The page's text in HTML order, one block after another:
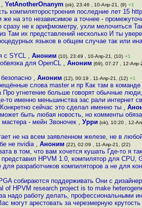
, YetAnotherOnanym (ok), 23:46 , 10-Апр-21, (9) +1
компиляторостроения последние лет 15
же на это независимое а точнее -
сразу не к арифмометру, ухли мелочиться
Там их представлений несколько И ты
языков в общем случае так или
с SYCL , Аноним (10), 23:49 , 10-Апр-21, (10) +1
для OpenCL , Аноним (69), 07:27 , 12-Апр-
, Аноним (12), 00:19 , 11-Апр-21, (12) +1
слова master и пр Как там в
Про угнетение больше говорят обычные
то именно меньшинства зас рали интернет
Конкретно сейчас это сделал именно ты ,
быть любая новость, но комменты
- мейн Звоночек , Урри (ok), 10:20 , 12-
не на всем заявленном железе, не в
не nvidia , Аноним (22), 02:09 , 11-Апр-21, (22)
в том, что вам хочется кушать Где-то я
представил HPVM 1.0, компилятор для CPU,
разработчиков компиляторов а не для
собираются поддерживать Они с
of HPVM research project is to make
надо работу делать, профессиональными
могут арестовать за черезмерную